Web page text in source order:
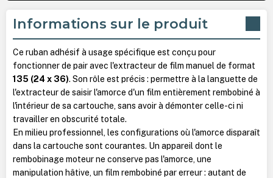
Informations sur le produit
Ce ruban adhésif à usage spécifique est conçu pour
fonctionner de pair avec l'extracteur de film manuel de format
135 (24 x 36). Son rôle est précis : permettre à la languette de
l'extracteur de saisir l'amorce d'un film entièrement rembobiné à
l'intérieur de sa cartouche, sans avoir à démonter celle-ci ni
travailler en obscurité totale.
En milieu professionnel, les configurations où l'amorce disparaît
dans la cartouche sont courantes. Un appareil dont le
rembobinage moteur ne conserve pas l'amorce, une
manipulation hâtive, un film rembobiné par erreur : autant de